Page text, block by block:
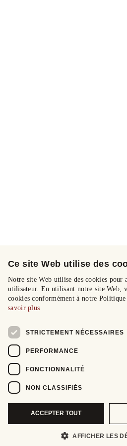
Ce site Web utilise des
Notre site Web utilise des cookies pour
utilisateur. En utilisant notre site Web,
cookies conformément à notre
savoir plus
STRICTEMENT NÉCESSAIRES
PERFORMANCE
FONCTIONNALITÉ
NON CLASSIFIÉS
ACCEPTER TOUT
AFFICHER LES